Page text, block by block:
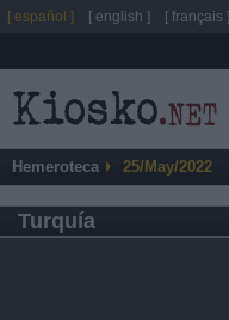
Hemeroteca 25/May/2022
Turquía
[ español ] [ english ] [ français ]